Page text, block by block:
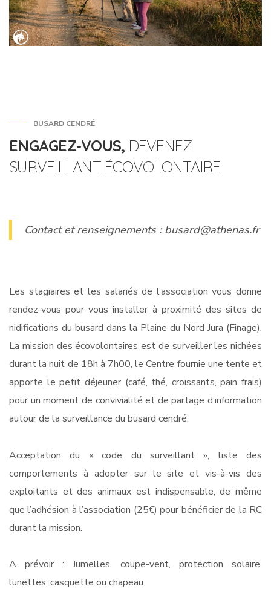
BUSARD CENDRÉ
ENGAGEZ-VOUS, DEVENEZ
SURVEILLANT ÉCOVOLONTAIRE
Contact et renseignements :busard@athenas.fr
Les stagiaires et les salariés de l’association vous donne
rendez-vous pour vous installer à proximité des sites de
nidifications du busard dans la Plaine du Nord Jura (Finage).
La mission des écovolontaires est de surveiller les nichées
durant la nuit de 18h à 7h00, le Centre fournie une tente et
apporte le petit déjeuner (café, thé, croissants, pain frais)
pour un moment de convivialité et de partage d’information
autour de la surveillance du busard cendré.
Acceptation du « code du surveillant », liste des
comportements à adopter sur le site et vis-à-vis des
exploitants et des animaux est indispensable, de même
que l’adhésion à l’association (25€) pour bénéficier de la RC
durant la mission.
A prévoir : Jumelles, coupe-vent, protection solaire,
lunettes, casquette ou chapeau.